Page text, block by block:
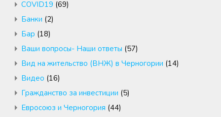
COVID19 (69)
Банки (2)
Бар (18)
Ваши вопросы- Наши ответы (57)
Вид на жительство (ВНЖ) в Черногории (14)
Видео (16)
Гражданство за инвестиции (5)
Евросоюз и Черногория (44)